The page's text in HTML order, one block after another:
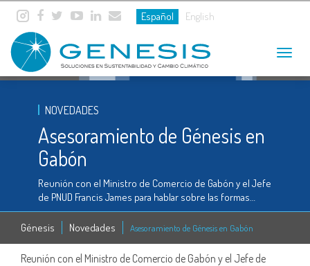
Español English
Toggle
NOVEDADES
Asesoramiento de Génesis en
Gabón
Reunión con el Ministro de Comercio de Gabón y el Jefe
de PNUD Francis James para hablar sobre las formas…
Génesis Novedades Asesoramiento de Génesis en Gabón
Reunión con el Ministro de Comercio de Gabón y el Jefe de